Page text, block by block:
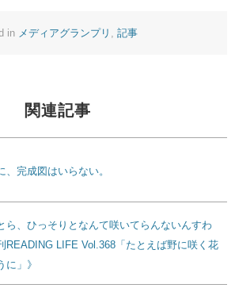
in メディアグランプリ 記事
関連記事
、完成図はいらない。
ら、ひっそりとなんて咲いてらんないんすわ
READING LIFE Vol.368「たとえば野に咲く花
に」》